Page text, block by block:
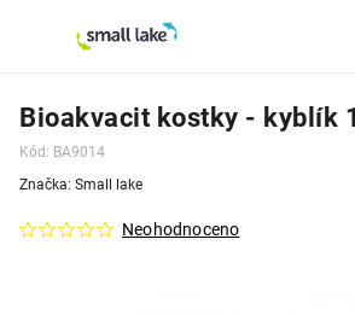
Bioakvacit kostky - kyblík
Kód: BA9014
Neohodnoceno
Značka: Small lake